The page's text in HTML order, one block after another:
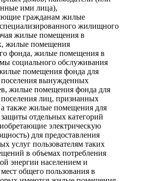
ими лица),
гражданам жилые
жилищного
жилые помещения в
жилые помещения
фонда, жилые помещения в
социального обслуживания
помещения фонда для
поселения вынужденных
жилые помещения фонда для
лиц, признанных
также жилые помещения для
отдельных категорий
электрическую
для предоставления
услуг пользователям таких
в объемах потребления
энергии населением и
общего пользования в